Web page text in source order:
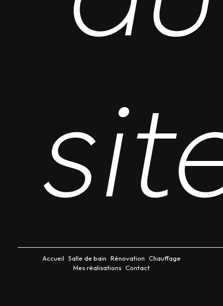
Accueil Salle de bain Rénovation Chauffage
Mes réalisations Contact